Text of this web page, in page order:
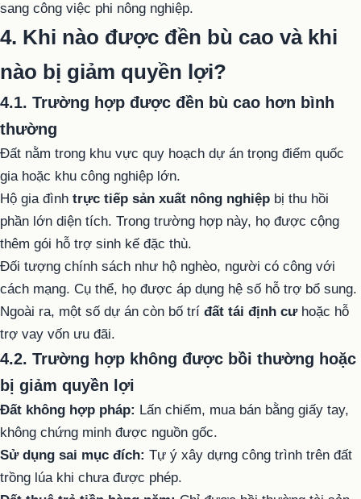
sang công việc phi nông nghiệp.
4. Khi nào được đền bù cao và khi
nào bị giảm quyền lợi?
4.1. Trường hợp được đền bù cao hơn bình
thường
Đất nằm trong khu vực quy hoạch dự án trọng điểm quốc
gia hoặc khu công nghiệp lớn.
Hộ gia đình trực tiếp sản xuất nông nghiệp bị thu hồi
phần lớn diện tích. Trong trường hợp này, họ được cộng
thêm gói hỗ trợ sinh kế đặc thù.
Đối tượng chính sách như hộ nghèo, người có công với
cách mạng. Cụ thể, họ được áp dụng hệ số hỗ trợ bổ sung.
Ngoài ra, một số dự án còn bố trí đất tái định cưhoặc hỗ
trợ vay vốn ưu đãi.
4.2. Trường hợp không được bồi thường hoặc
bị giảm quyền lợi
Đất không hợp pháp: Lấn chiếm, mua bán bằng giấy tay,
không chứng minh được nguồn gốc.
Sử dụng sai mục đích: Tự ý xây dựng công trình trên đất
trồng lúa khi chưa được phép.